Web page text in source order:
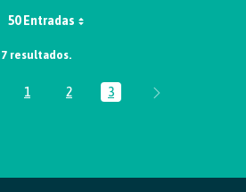
50 Entradas
resultados.
Página
1 Página
2 Página
3